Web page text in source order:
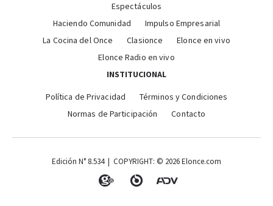
Espectáculos
Haciendo Comunidad
Impulso Empresarial
La Cocina del Once
Clasionce
Elonce en vivo
Elonce Radio en vivo
INSTITUCIONAL
Política de Privacidad
Términos y Condiciones
Normas de Participación
Contacto
Edición N° 8.534 | COPYRIGHT: © 2026 Elonce.com